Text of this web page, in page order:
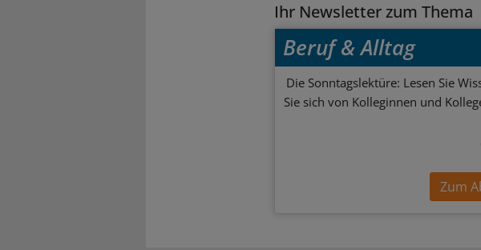
Ihr Newsletter zum Thema
Beruf & Alltag
Die Sonntagslektüre: Lesen Sie
Sie sich von Kolleginnen und
Zum